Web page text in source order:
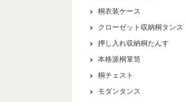
桐衣装ケース
クローゼット収納桐タンス
押し入れ収納桐たんす
本格派桐箪笥
桐チェスト
モダンタンス